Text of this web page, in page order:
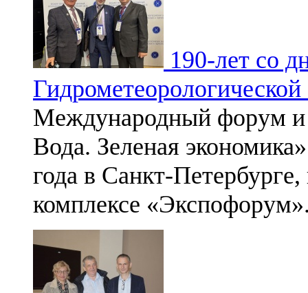
190-лет со
Международный форум и
Вода. Зеленая
года в Санкт-
комплексе